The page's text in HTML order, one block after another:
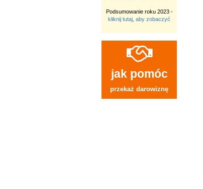
Podsumowanie roku 2023 -
kliknij tutaj, aby zobaczyć
jak pomóc
przekaż darowiznę